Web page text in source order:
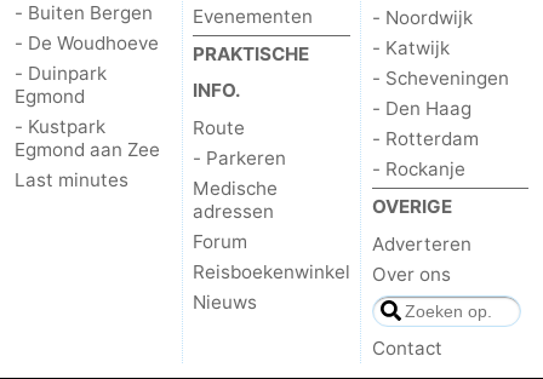
- Buiten Bergen
- De Woudhoeve
- Duinpark
Egmond
- Kustpark
Egmond aan Zee
Last minutes
Evenementen
PRAKTISCHE
INFO.
Route
- Parkeren
Medische
adressen
Forum
Reisboekenwinkel
Nieuws
- Noordwijk
- Katwijk
- Scheveningen
- Den Haag
- Rotterdam
- Rockanje
OVERIGE
Adverteren
Over ons
Contact